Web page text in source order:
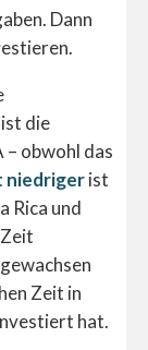
Dann
die
– obwohl das
niedrigerist
Rica und
Zeit in
hat.